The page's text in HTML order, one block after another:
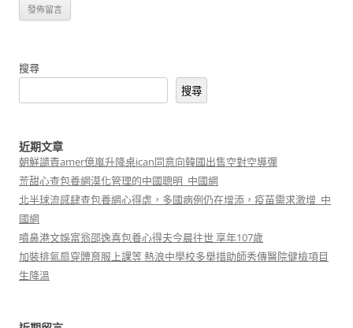
搜尋
搜尋
近期文章
朝鮮譴責amer億嵐升降桌ican同意向韓國出售空對空導彈
荒甜心查包養網漠化管理的中國聰明_中國網
北半球流感肆查包養網心得虐，多國病例仍在增添，疫苗需求激增_中
國網
噴鼻港文娛富翁邵逸喜包養心得夫今晨往世 享年107歲
加裝排氣扇穿體育服上課等 熱浪中學校多舉措助師秀傳醫院健檢項目
生降溫